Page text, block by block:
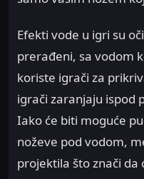
Efekti vode u igri su
prerađeni, sa vodom
koriste igrači za
igrači zaranjaju ispod
Iako će biti moguće
noževe pod vodom,
projektila što znači da